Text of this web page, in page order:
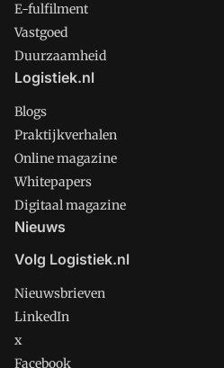
E-fulfilment
Vastgoed
Duurzaamheid
Logistiek.nl
Blogs
Praktijkverhalen
Online magazine
Whitepapers
Digitaal magazine
Nieuws
Volg Logistiek.nl
Nieuwsbrieven
LinkedIn
x
Facebook